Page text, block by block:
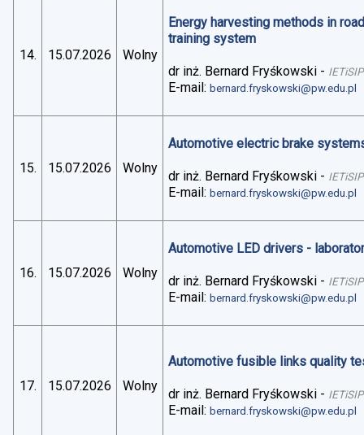
14. 15.07.2026 Wolny
Energy harvesting methods in
training system
dr inż. Bernard Fryśkowski - IETiSIP
E-mail:bernard.fryskowski@pw.edu.pl
15. 15.07.2026 Wolny
Automotive electric brake
dr inż. Bernard Fryśkowski - IETiSIP
E-mail:bernard.fryskowski@pw.edu.pl
16. 15.07.2026 Wolny
Automotive LED drivers -
dr inż. Bernard Fryśkowski - IETiSIP
E-mail:bernard.fryskowski@pw.edu.pl
17. 15.07.2026 Wolny
Automotive fusible links quality
dr inż. Bernard Fryśkowski - IETiSIP
E-mail:bernard.fryskowski@pw.edu.pl